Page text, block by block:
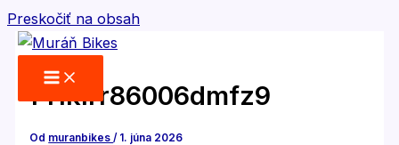
Preskočiť na obsah
f41klrr86006dmfz9
Od muranbikes/ 1. júna 2026